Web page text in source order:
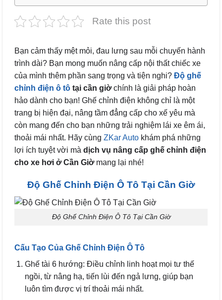
Rate this post
Bạn cảm thấy mệt mỏi, đau lưng sau mỗi chuyến hành
trình dài? Bạn mong muốn nâng cấp nội thất chiếc xe
của mình thêm phần sang trọng và tiện nghi? Độ ghế
chỉnh điện ô tô tại cần giờchính là giải pháp hoàn
hảo dành cho bạn! Ghế chỉnh điện không chỉ là một
trang bị hiện đại, nâng tầm đẳng cấp cho xế yêu mà
còn mang đến cho bạn những trải nghiệm lái xe êm ái,
thoải mái nhất. Hãy cùng ZKar Auto khám phá những
lợi ích tuyệt vời mà dịch vụ nâng cấp ghế chỉnh điện
cho xe hơi ở Cần Giờmang lại nhé!
Độ Ghế Chỉnh Điện Ô Tô Tại Cần Giờ
Độ Ghế Chỉnh Điện Ô Tô Tại Cần Giờ
Cấu Tạo Của Ghế Chỉnh Điện Ô Tô
Ghế tài 6 hướng: Điều chỉnh linh hoạt mọi tư thế
ngồi, từ nâng hạ, tiến lùi đến ngả lưng, giúp bạn
luôn tìm được vị trí thoải mái nhất.